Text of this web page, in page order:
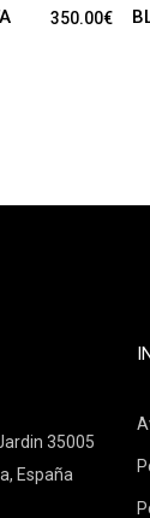
350.00€
35005
España